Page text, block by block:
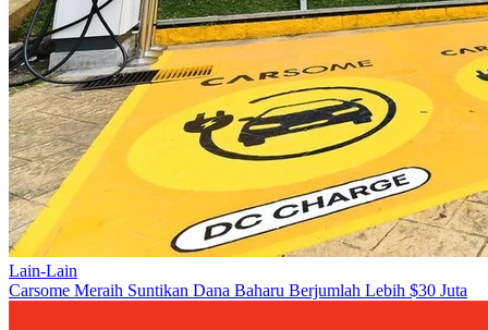
Lain-Lain
Carsome Meraih Suntikan Dana Baharu Berjumlah Lebih $30 Juta